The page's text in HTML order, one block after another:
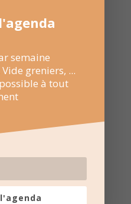
toute la journée
Vinuesa – Le
semaine
greniers, ...
à tout